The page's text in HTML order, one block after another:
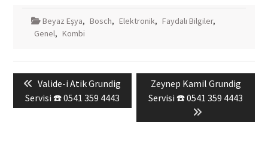
Beyaz Eşya, Bosch, Elektronik, Faydalı Bilgiler,
Genel, Kombi
Yazı
gezinmesi
Previous
post:
Valide-i Atik Grundig
Servisi ☎️ 0541 359 4443
Next
post:
Zeynep Kamil Grundig
Servisi ☎️ 0541 359 4443